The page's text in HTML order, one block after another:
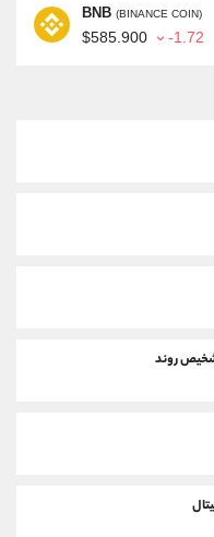
BNB (BINANCE COIN)
$585.900 -1.72